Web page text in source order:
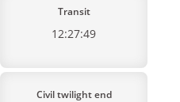
Transit
12:27:49
Civil twilight end